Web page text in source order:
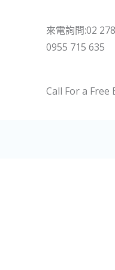
來電詢問:02
0955 715 635
Call For a Free